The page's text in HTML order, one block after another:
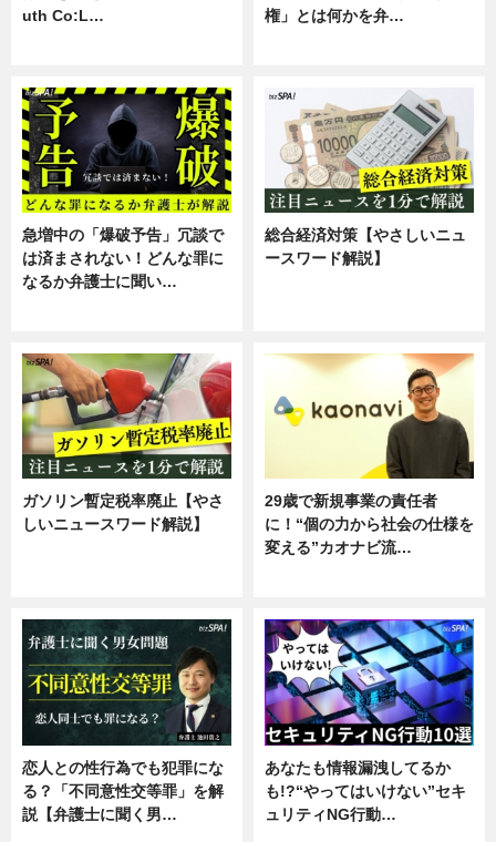
uth Co:L…
権」とは何かを弁…
急増中の「爆破予告」冗談で
は済まされない！どんな罪に
なるか弁護士に聞い…
総合経済対策【やさしいニュ
ースワード解説】
ガソリン暫定税率廃止【やさ
しいニュースワード解説】
29歳で新規事業の責任者
に！“個の力から社会の仕様を
変える”カオナビ流…
恋人との性行為でも犯罪にな
る？「不同意性交等罪」を解
説【弁護士に聞く男…
あなたも情報漏洩してるか
も!?“やってはいけない”セキ
ュリティNG行動…